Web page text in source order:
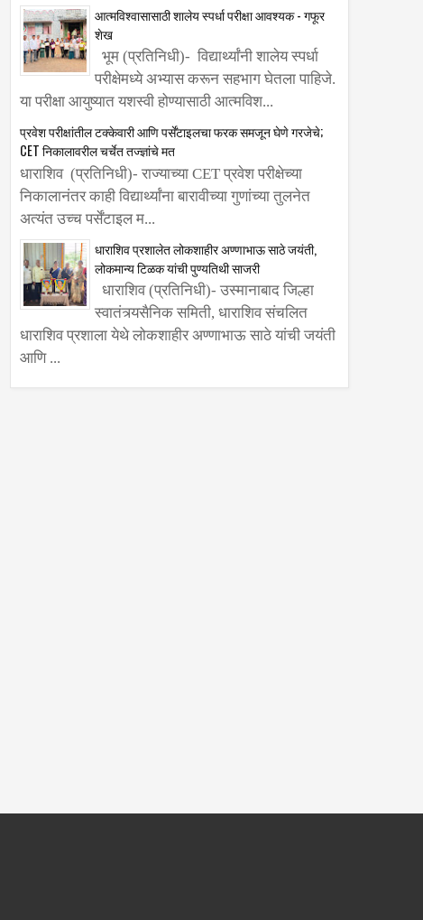
आत्मविश्वासासाठी शालेय स्पर्धा परीक्षा आवश्यक - गफूर
शेख
भूम (प्रतिनिधी)- विद्यार्थ्यांनी शालेय स्पर्धा
परीक्षेमध्ये अभ्यास करून सहभाग घेतला पाहिजे.
या परीक्षा आयुष्यात यशस्वी होण्यासाठी आत्मविश...
प्रवेश परीक्षांतील टक्केवारी आणि पर्सेंटाइलचा फरक समजून घेणे गरजेचे;
CET निकालावरील चर्चेत तज्ज्ञांचे मत
धाराशिव (प्रतिनिधी)- राज्याच्या CET प्रवेश परीक्षेच्या
निकालानंतर काही विद्यार्थ्यांना बारावीच्या गुणांच्या तुलनेत
अत्यंत उच्च पर्सेंटाइल म...
धाराशिव प्रशालेत लोकशाहीर अण्णाभाऊ साठे जयंती,
लोकमान्य टिळक यांची पुण्यतिथी साजरी
धाराशिव (प्रतिनिधी)- उस्मानाबाद जिल्हा
स्वातंत्र्यसैनिक समिती, धाराशिव संचलित
धाराशिव प्रशाला येथे लोकशाहीर अण्णाभाऊ साठे यांची जयंती
आणि ...